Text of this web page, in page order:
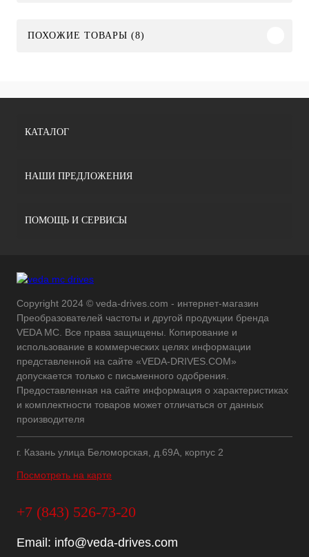
ПОХОЖИЕ ТОВАРЫ (8)
КАТАЛОГ
НАШИ ПРЕДЛОЖЕНИЯ
ПОМОЩЬ И СЕРВИСЫ
Copyright 2024 © veda-drives.com - интернет-магазин
Преобразователей частоты и другой продукции бренда
VEDA MC. Все права защищены. Копирование и
использование в коммерческих целях информации
представленной на сайте «VEDA-DRIVES.COM»
допускается только с письменного одобрения.
Предоставленная на сайте информация о характеристиках
и комплектности товаров может отличаться от данных
производителя
г. Казань улица Беломорская, д.69А, корпус 2
Посмотреть на карте
+7 (843) 526-73-20
Email: info@veda-drives.com